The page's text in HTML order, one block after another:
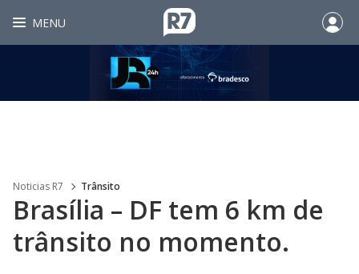
MENU
Noticias R7 Trânsito
Brasília – DF tem 6 km de
trânsito no momento.